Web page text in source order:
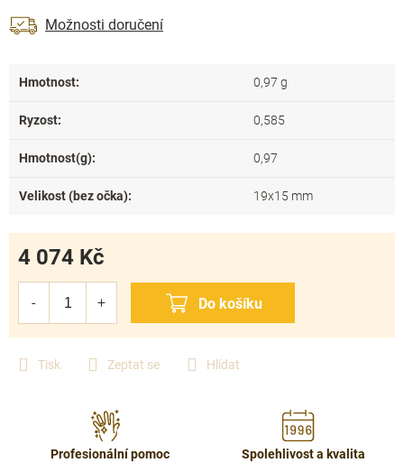
Tisk Zeptat se Hlídat
Možnosti doručení
4 074 Kč
Hmotnost: 0,97 g
Ryzost: 0,585
Hmotnost(g): 0,97
Velikost (bez očka): 19x15 mm
Profesionální pomoc
Spolehlivost a kvalita